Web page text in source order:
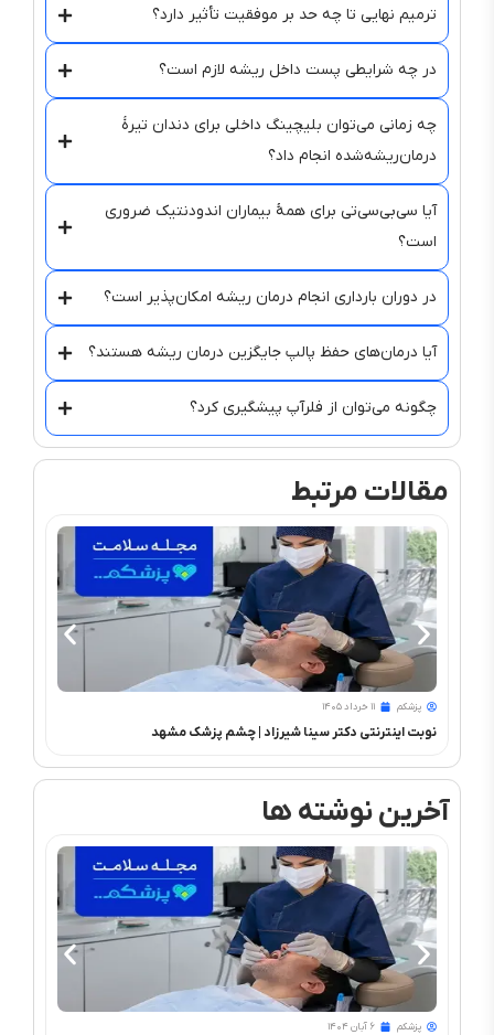
ترمیم نهایی تا چه حد بر موفقیت تأثیر دارد؟
در چه شرایطی پست داخل ریشه لازم است؟
چه زمانی می‌توان بلیچینگ داخلی برای دندان تیرهٔ
درمان‌ریشه‌شده انجام داد؟
آیا سی‌بی‌سی‌تی برای همهٔ بیماران اندودنتیک ضروری
است؟
در دوران بارداری انجام درمان ریشه امکان‌پذیر است؟
آیا درمان‌های حفظ پالپ جایگزین درمان ریشه هستند؟
چگونه می‌توان از فلرآپ پیشگیری کرد؟
مقالات مرتبط
پزشکم ۱۱ خرداد ۱۴۰۵
نوبت اینترنتی دکتر سینا شیرزاد | چشم‌ پزشک مشهد
آخرین نوشته ها
پزشکم ۶ آبان ۱۴۰۴